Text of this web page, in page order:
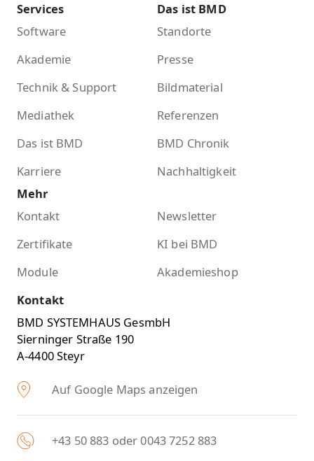
Services
Software
Akademie
Technik & Support
Mediathek
Das ist BMD
Karriere
Das ist BMD
Standorte
Presse
Bildmaterial
Referenzen
BMD Chronik
Nachhaltigkeit
Mehr
Kontakt
Newsletter
Zertifikate
KI bei BMD
Module
Akademieshop
Kontakt
BMD SYSTEMHAUS GesmbH
Sierninger Straße 190
A-4400 Steyr
Auf Google Maps anzeigen
+43 50 883 oder 0043 7252 883